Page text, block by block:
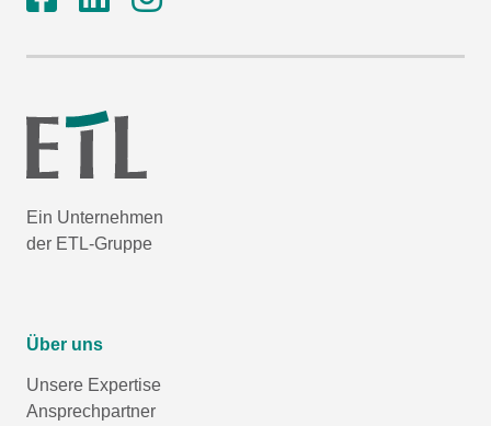
Ein Unternehmen
der ETL-Gruppe
Über uns
Unsere Expertise
Ansprechpartner